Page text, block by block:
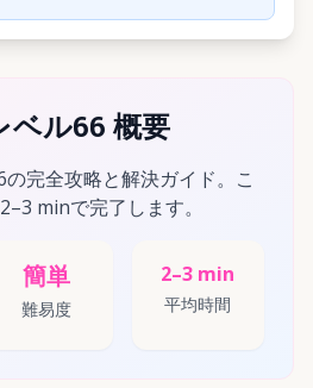
ベル66 概要
完全攻略と解決ガイド。こ
minで完了します。
簡単
難易度
2–3 min
平均時間